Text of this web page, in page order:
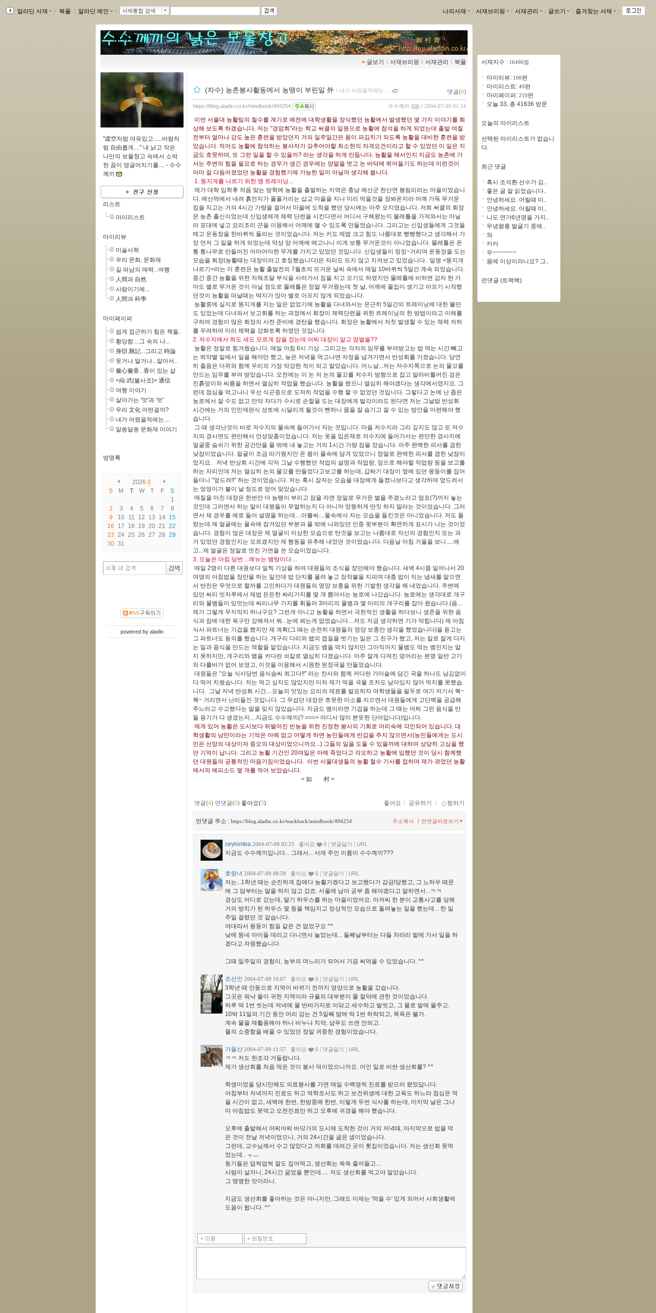
알라딘 서재 북플 알라딘 메인 서재통합 검색 나의서재 서재브리핑 서재관리 글쓰기 즐겨찾는 서재
如 村 齋
https://blog.aladin.co.kr/mindbook
글보기 ｌ 서재브리핑 ｌ 서재관리 ｌ 북플
"虛空처럼 여유있고......바람처
럼 自由롭게...." 내 낡고 작은
나만의 보물창고 속에서 소박
한 꿈이 영글어지기를.... - 수수
께끼
리스트
마이리스트
마이리뷰
미술사학
우리 문화, 문화재
길 떠남의 매력...여행
人間과 自然
사람이기에...
人間과 科學
마이페이퍼
쉽게 접근하기 힘든 책들..
황당함....그 속의 나...
身辯,雜記...그리고 時論
웃거나 말거나...알아서..
蘭心蘭香...香이 있는 삶
<尙 武(불사조)> 通信
여행 이야기
살아가는 '맛'과 '멋'
우리 文化 어떤걸까?
내가 어렸을적에는....
알쏭달쏭 문화재 이야기
방명록
2026 8
S
M T W T F
S
1
2
3 4 5 6 7
8
9
10 11 12 13 14 15
16
17 18 19 20 21 22
23 24 25 26 27 28 29
30 31
powered by aladin
(자수) 농촌봉사활동에서 농땡이 부린일 外 ｌ 내가 어렸을적에는.... 댓글(4)
수수께끼 ( ) l 2004-07-09 01:54
https://blog.aladin.co.kr/mindbook/494254
이번 서울대 농활팀의 철수를 계기로 예전에 대학생활을 장식했던 농활에서 발생했던 몇 가지 이야기를 회
상해 보도록 하겠습니다. 저는 "경암회"라는 학교 써클의 일원으로 농활에 참석을 하게 되었는데 출발 며칠
전부터 얼마나 강도 높은 훈련을 받았던지 거의 일주일간은 몸이 파김치가 되도록 농활을 대비한 훈련을 받
았습니다. 적어도 농활에 참석하는 봉사자가 갖추어야할 최소한의 자격요건이라고 할 수 있었던 이 일은 지
금도 흐믓하며, 또 그런 일을 할 수 있을까? 라는 생각을 하게 만듭니다. 농활을 해서인지 지금도 농촌에 가
서는 주변의 힘을 필요로 하는 경우가 생긴 경우에는 양말을 벗고 논 바닥에 뛰어들기도 하는데 이런것이
아마 잘 다듬어졌었던 농활을 경험했기에 가능한 일이 아닐까 생각해 봅니다.
1. 똥지게를 나르기 위한 맹 트레이닝...
제가 대학 입학후 처음 맞는 방학에 농활을 출발하는 지역은 충남 예산군 한산면 봉림리라는 마을이었습니
다. 예산역에서 내려 흙먼지가 폴폴거리는 삽교 마을을 지나 미리 먹을것을 장봐온지라 어깨 가득 무거운
짐을 지고는 거의 4시간 가량을 걸어서 마을에 도착을 했던 당시에는 아주 오지였습니다. 저희 써클의 회장
은 농촌 출신이었는데 신입생에게 체력 단련을 시킨다면서 어디서 구해왔는지 물레틀을 가져와서는 마닐
라 포대에 넣고 요리조리 끈을 이용해서 어깨에 맬 수 있도록 만들었습니다. 그리고는 신입생들에게 그것을
메고 운동장을 한바퀴씩 돌라는 것이었습니다. 저는 키도 제법 크고 힘도 나름대로 빵빵했다고 생각해서 가
장 먼저 그 일을 하게 되었는데 막상 양 어깨에 메고나니 이게 보통 무거운것이 아니었습니다. 물레틀은 온
통 통나무로 만들어진 어마어마한 무게를 가지고 있었던 것입니다. 신입생들이 낑낑~거리며 운동장을 도는
모습을 회장(농활때는 대장이라고 호칭했습니다)은 자리도 뜨지 않고 지켜보고 있었습니다. 일명 <똥지게
나르기>라는 이 훈련은 농활 출발전의 7월초의 뜨거운 날씨 속에서 매일 10바퀴씩 5일간 계속 되었습니다.
중간 중간 농활을 위한 자체조달 부식을 사러가서 짐을 지고 오기도 하였지만 물레틀에 비하면 감자 한 가
마도 별로 무거운 것이 아닐 정도로 물레틀은 정말 무거웠는데 첫 날, 어깨에 물집이 생기고 아프기 시작했
던것이 농활을 떠날때는 딱지가 앉아 별로 아프지 않게 되었습니다.
농활중에 실지로 똥지게를 지는 일은 없었기에 농활을 다녀와서는 은근히 5일간의 트레이닝에 대한 불만
도 있었는데 다녀와서 보고회를 하는 과정에서 회장이 체력단련을 위한 트레이닝의 한 방법이라고 이해를
구하여 경험이 많은 회장의 사전 준비에 경탄을 했습니다. 회장은 농활에서 자칫 발생할 수 있는 체력 저하
를 우려하여 미리 체력을 강화토록 하였던 것입니다.
2. 저수지에서 쥐도 새도 모르게 잠을 잤는데 어찌 대장이 알고 엄벌을??
농활은 정말로 힘겨웠습니다. 매일 아침 6시 기상...그리고는 각자의 임무를 부여받고는 밥 먹는 시간 빼고
는 뙤약볕 밑에서 일을 해야만 했고, 늦은 저녁을 먹고나면 자정을 넘겨가면서 반성회를 가졌습니다. 당연
히 졸음은 더위와 함께 우리의 가장 막강한 적이 되고 말았습니다. 어느날...저는 저수지쪽으로 논의 물꼬를
만드는 임무를 부여 받았습니다. 오전에는 이 논 저 논의 물꼬를 저수지 방향으로 잡고 말라비틀어진 검은
진흙덩이와 씨름을 하면서 열심히 작업을 했습니다. 농활을 왔으니 열심히 해야겠다는 생각에서였지요. 그
런데 점심을 먹고나니 우선 식곤증으로 도저히 작업을 수행 할 수 없었던 것입니다. 그렇다고 논에 난 좁은
농로에서 잘 수도 없고 만약 자다가 수시로 순찰을 도는 대장에게 발각이라도 된다면 저는 그날밤 반성회
시간에는 거의 인민재판식 성토에 시달리게 될것이 뻔하니 몸을 잘 숨기고 잘 수 있는 방안을 마련해야 했
습니다.
그 때 생각난것이 바로 저수지의 물속에 들어가서 자는 것입니다. 마을 저수지라 그리 깊지도 않고 또 저수
지의 경사면도 완만해서 안성맞춤이었습니다. 저는 옷을 입은채로 저수지에 들어가서는 완만한 경사지에
얼굴중 숨쉬기 위한 공간만을 물 밖에 내 놓고는 거의 1시간 가량 잠을 잤습니다. 아주 완벽한 피서를 겸한
낮잠이었습니다. 얼굴이 조금 따가웠지만 온 몸이 물속에 담겨 있었으니 정말로 완벽한 피서를 겸한 낮잠이
었지요. 저녁 반상회 시간에 각자 그날 수행했던 작업의 설명과 작업량, 앞으로 해야할 작업량 등을 보고를
하는 자리인데 저는 열심히 논의 물꼬를 만들었다고보고를 하는데, 갑짜기 대장이 옆에 있던 몽둥이를 집어
들더니 "엎드려!!" 하는 것이었습니다. 저는 혹시 잠자는 모습을 대장에게 들켰나보다고 생각하며 엎드려서
는 엉덩이가 불이 날 정도로 얻어 맞았습니다.
매질을 마친 대장은 한번만 더 농땡이 부리고 잠을 자면 정말로 무거운 벌을 주겠노라고 엄포(?)까지 놓는
것인데 그러면서 하는 말이 대원들이 무얼하는지 다 아니까 엉뚱하게 딴짓 하지 말라는 것이었습니다. 그러
면서 제 경우를 예로 들어 설명을 하는데....아뿔싸....물속에서 자는 모습을 들킨것은 아니었습니다. 저도 몰
랐는데 제 얼굴에는 물속에 잠겨있던 부분과 물 밖에 나와있던 인중 윗부분이 확연하게 표시가 나는 것이었
습니다. 경험이 많은 대장은 제 얼굴이 이상한 모습으로 탄것을 보고는 나름대로 자신의 경험인지 또는 과
거 있었던 경험인지는 모르겠지만 제 행동을 유추해 내었던 것이었습니다. 다음날 아침 거울을 보니.....에
고...제 얼굴은 정말로 멋진 가면을 쓴 모습이었습니다.
3. 오늘은 아침 당번 ...메뉴는 뱀탕이다....
매일 2명이 다른 대원보다 일찍 기상을 하여 대원들의 조식을 장만해야 했습니다. 새벽 4시쯤 일어나서 20
여명의 아침밥을 장만을 하는 일인데 밥 단지를 올려 놓고 장작불을 지피며 대충 밥이 익는 냄새를 맡으면
서 반찬은 무엇으로 할까를 고민하다가 대원들의 영양 보충을 위한 기발한 생각을 해 내었습니다. 주변에
있던 싸리 빗자루에서 제법 든든한 싸리가지를 몇 개 뽑아서는 농로에 나갔습니다. 농로에는 생각대로 개구
리와 물뱀들이 있엇는데 싸리나무 가지를 휘둘러 3마리의 물뱀과 몇 마리의 개구리를 잡아 왔습니다.(음...
제가 그렇게 무지막지 하냐구요? 그런게 아니고 농활을 하면서 극한적인 생활을 하다보니 생존을 위한 음
식과 잠에 대한 욕구만 강해져서 뭐...눈에 뵈는게 없었습니다....저도 지금 생각하면 기가 막힙니다) 제 아침
식사 파트너는 기겁을 했지만 제 계획(그 때는 순전히 대원들의 영양 보충만 생각을 했었습니다)을 듣고는
그 파트너도 동의를 했습니다. 개구리 다리와 뱁의 껍질을 벗기는 일은 그 친구가 했고, 저는 칼로 잘게 다지
는 일과 음식을 만드는 역할을 맡았습니다. 지금도 뱀을 먹지 않지만 그아직까지 물뱀도 먹는 뱀인지는 알
지 못하지만, 개구리와 뱀을 커다란 쇠칼로 열심히 다졌습니다. 아주 잘게 다져진 덩어리는 분명 일반 고기
와 다를바가 없어 보였고, 이것을 이용해서 시원한 된장국을 만들었습니다.
대원들은 "오늘 식사당번 음식솜씨 최고다!!" 라는 찬사와 함께 커다란 가마솥에 담긴 국을 하나도 남김없이
다 먹어 치웠습니다. 저는 먹고 싶지도 않았지만 미처 제가 먹을 국물 조차도 남아있지 않아 먹지를 못했습
니다. 그날 저녁 반성회 시간....오늘의 맛있는 요리의 재료를 발표하자 여학생들을 필두로 여기 저기서 웩~
웩~ 거리면서 난리들인 것입니다. 그 무섭던 대장은 흐믓한 미소를 지으면서 대원들에게 고단백을 공급해
주느라고 수고했다는 말을 잊지 않았습니다. 지금도 뱀이라면 기겁을 하는데 그 때는 어찌 그런 음식을 만
들 용기가 다 생겼는지....지금도 수수께끼(? ===> 어디서 많이 본듯한 단어입니다)입니다.
제게 있어 농활은 도시보다 뒤떨어진 빈농을 위한 진정한 봉사의 기회로 머리속에 각인되어 있습니다. 대
학생활의 낭만이라는 기억은 아예 없고 어떻게 하면 농민들에게 반감을 주지 않으면서(농민들에게는 도시
민은 선망의 대상이자 증오의 대상이었으니까요...) 그들의 일을 도울 수 있을까에 대하여 상당히 고심을 했
던 기억이 납니다. 그리고 농활 기간인 20여일은 아예 죽었다고 각오하고 농활에 임했던 것이 당시 함께했
던 대원들의 공통적인 마음가짐이었습니다. 이번 서울대생들의 농활 철수 기사를 접하며 제가 겪었던 농활
에서의 에피소드 몇 개를 적어 보았습니다.
< 如 村 >
댓글(4) 먼댓글(0) 좋아요(3) 좋아요 ｌ 공유하기 ｌ 찜하기
먼댓글 주소 : https://blog.aladin.co.kr/trackback/mindbook/494254 먼댓글바로쓰기
주소복사
ceylontea 2004-07-09 02:25 좋아요 0 댓글달기 URL
지금도 수수께끼입니다... 그래서... 서재 주인 이름이 수수께끼???
호랑녀 2004-07-09 08:59 좋아요 0 댓글달기 URL
저는...1학년 때는 순진하게 집에다 농활가겠다고 보고했다가 감금!당했고, 그 노하우 때문
에 그 담부터는 말을 하지 않고 갔죠. 서울에 남아 공부 좀 해야겠다고 말하면서...ㅋㅋ
경상도 어디로 갔는데, 딸기 하우스를 하는 마을이었어요. 아저씨 한 분이 교통사고를 당해
거의 방치가 된 하우스 몇 동을 책임지고 정상적인 모습으로 돌려놓는 일을 했는데... 한 일
주일 걸렸던 것 같습니다.
여대라서 몽둥이 찜질 같은 건 없었구요 ^^
낮에 동네 아이들 데리고 다니면서 놀았는데... 둘째날부터는 다들 차라리 밭에 가서 일을 하
겠다고 자원했습니다.
그때 일주일의 경험이, 농부의 며느리가 되어서 가끔 써먹을 수 있었습니다. ^^
조선인 2004-07-09 10:07 좋아요 0 댓글달기 URL
3학년 때 안동으로 지역이 바뀌기 전까지 영양으로 농활을 갔습니다.
그곳은 워낙 물이 귀한 지역이라 규율의 대부분이 물 절약에 관한 것이었습니다.
하루 딱 1번 씻는데 저녁에 물 반바가지로 이닦고 세수하고 발씻고, 그 물로 밭에 물주고.
10박 11일의 기간 동안 머리 감는 건 5일째 밤에 딱 1번 허락되고, 목욕은 불가.
계속 물을 재활용해야 하니 비누나 치약, 샴푸도 쓰면 안되고.
물의 소중함을 배울 수 있었던 정말 귀중한 경험이었습니다.
가을산 2004-07-09 11:57 좋아요 0 댓글달기 URL
ㅋㅋ 저도 한조각 거들랍니다.
제가 생선회를 처음 먹은 것이 봉사 덕이었으니까요. 어인 일로 비싼 생선회를? ^^
학생이었을 당시만해도 의료봉사를 가면 매일 수백명씩 진료를 받으러 왔었답니다.
아침부터 저녁까지 진료도 하고 역학조사도 하고 보건위생에 대한 교육도 하느라 점심은 먹
을 시간이 없고, 새벽에 한번, 한밤중에 한번, 이렇게 두번 식사를 하는데, 마지막 날은 그나
마 아침밥도 못먹고 오전진료만 하고 오후에 귀경을 해야 했습니다.
오후에 출발해서 어찌어찌 바닷가의 도시에 도착한 것이 거의 저녁때, 마지막으로 밥을 먹
은 것이 전날 저녁이었으니, 거의 24시간을 굶은 샘이었습니다.
그런데, 교수님께서 수고 많았다고 저희를 데려간 곳이 횟집이었습니다. 저는 생선회 못먹
었는데.. ㅜㅡ
동기들은 덥썩덥썩 잘도 집어먹고, 생선회는 쑥쑥 줄어들고....
사람이 살자니, 24시간 굶었을 뿐인데..... 저도 생선회를 먹고야 말았습니다.
그 맹맹한 맛이라니.
지금도 생선회를 좋아하는 것은 아니지만, 그래도 이제는 '먹을 수' 있게 되어서 사회생활에
도움이 됩니다. ^^
서재지수 : 16490점
마이리뷰: 100편
마이리스트: 49편
마이페이퍼: 210편
오늘 33, 총 41636 방문
오늘의 마이리스트
선택된 마이리스트가 없습니
다.
최근 댓글
혹시 조석환 선수가 김..
좋은 글 잘 읽었습니다..
안녕하세요. 어릴때 미..
안녕하세요. 어릴때 미..
나도 연가6년명을 가지..
무녕왕릉 발굴기 중에..
와
카카
우~~~~~~~
몸에 이상이라니요? 그..
먼댓글 (트랙백)